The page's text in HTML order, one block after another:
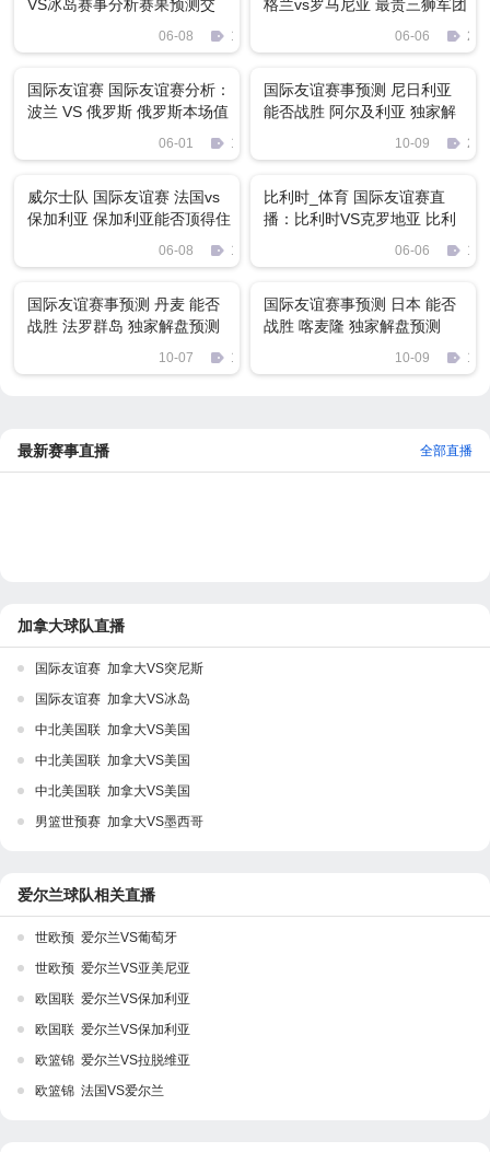
VS冰岛赛事分析赛果预测交
06-08 1192
格兰vs罗马尼亚 最贵三狮军团
06-06
国际友谊赛 国际友谊赛分析：
波兰 VS 俄罗斯 俄罗斯本场值
06-01 1359
国际友谊赛事预测 尼日利亚
能否战胜 阿尔及利亚 独家解
10-09
威尔士队 国际友谊赛 法国vs
保加利亚 保加利亚能否顶得住
06-08 1574
比利时_体育 国际友谊赛直
播：比利时VS克罗地亚 比利
06-06
国际友谊赛事预测 丹麦 能否
战胜 法罗群岛 独家解盘预测
10-07 1289
国际友谊赛事预测 日本 能否
战胜 喀麦隆 独家解盘预测
10-09
最新赛事直播 全部直播
加拿大球队直播
国际友谊赛 加拿大VS突尼斯
国际友谊赛 加拿大VS冰岛
中北美国联 加拿大VS美国
中北美国联 加拿大VS美国
中北美国联 加拿大VS美国
男篮世预赛 加拿大VS墨西哥
爱尔兰球队相关直播
世欧预 爱尔兰VS葡萄牙
世欧预 爱尔兰VS亚美尼亚
欧国联 爱尔兰VS保加利亚
欧国联 爱尔兰VS保加利亚
欧篮锦 爱尔兰VS拉脱维亚
欧篮锦 法国VS爱尔兰